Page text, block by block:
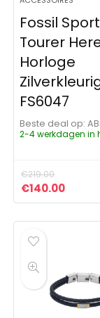
Fossil Sport
Tourer
Horloge
FS6047
Beste deal op:
2-4 werkdagen in
€219.00
€140.00